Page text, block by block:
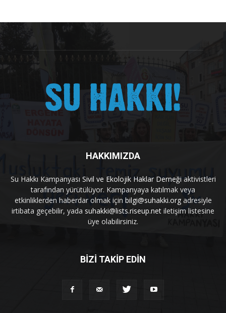
HAKKIMIZDA
Su Hakkı Kampanyası Sivil ve Ekolojik Haklar Derneği aktivistleri
tarafından yürütülüyor. Kampanyaya katılmak veya
etkinliklerden haberdar olmak için bilgi@suhakki.orgadresiyle
irtibata geçebilir, yada suhakki@lists.riseup.net iletişim listesine
üye olabilirsiniz.
BİZİ TAKİP EDİN